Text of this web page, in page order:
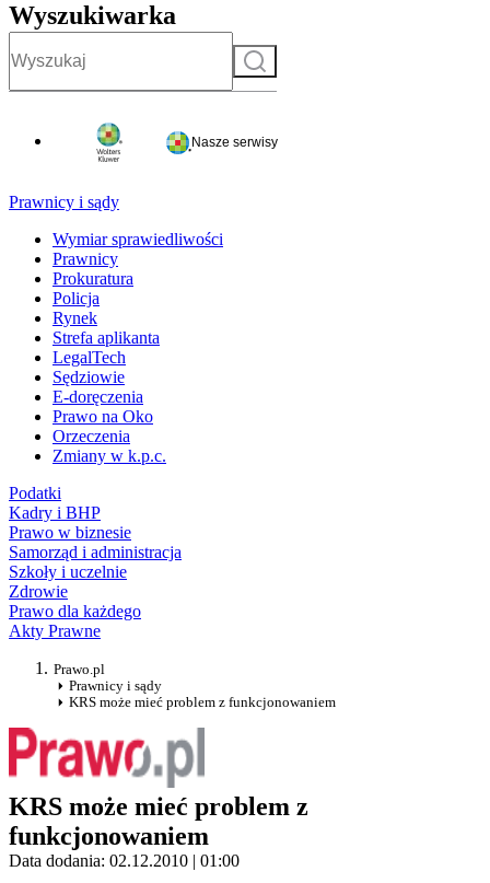
Wyszukiwarka
Szukaj
Nasze serwisy
Prawnicy i sądy
Wymiar sprawiedliwości
Prawnicy
Prokuratura
Policja
Rynek
Strefa aplikanta
LegalTech
Sędziowie
E-doręczenia
Prawo na Oko
Orzeczenia
Zmiany w k.p.c.
Podatki
Kadry i BHP
Prawo w biznesie
Samorząd i administracja
Szkoły i uczelnie
Zdrowie
Prawo dla każdego
Akty Prawne
Prawo.pl
Prawnicy i sądy
KRS może mieć problem z funkcjonowaniem
KRS może mieć problem z
funkcjonowaniem
Data dodania: 02.12.2010 | 01:00